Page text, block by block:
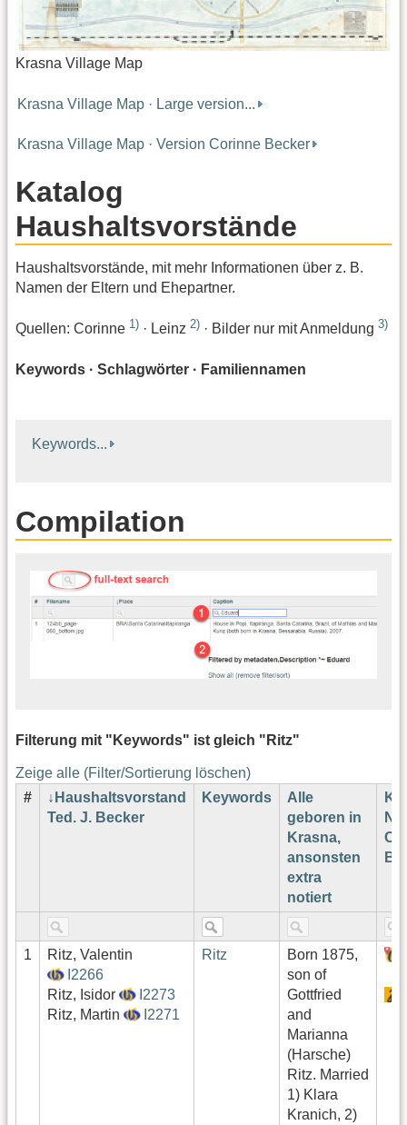
Krasna Village Map
Krasna Village Map · Large version...
Krasna Village Map · Version Corinne Becker
Katalog
Haushaltsvorstände
Haushaltsvorstände, mit mehr Informationen über z. B.
Namen der Eltern und Ehepartner.
Quellen: Corinne 1) · Leinz 2) · Bilder nur mit Anmeldung 3)
Keywords · Schlagwörter · Familiennamen
Keywords...
Compilation
Filterung mit "Keywords" ist gleich "Ritz"
Zeige alle (Filter/Sortierung löschen)
#
Haushaltsvorstand
Ted. J. Becker
Keywords
Alle
geboren in
Krasna,
ansonsten
extra
notiert
1
Ritz, Valentin
I2266
Ritz, Isidor
I2273
Ritz, Martin
I2271
Ritz
Born 1875,
son of
Gottfried
and
Marianna
(Harsche)
Ritz. Married
1) Klara
Kranich, 2)